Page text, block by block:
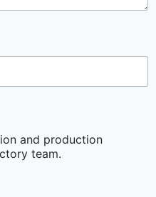
and production
team.